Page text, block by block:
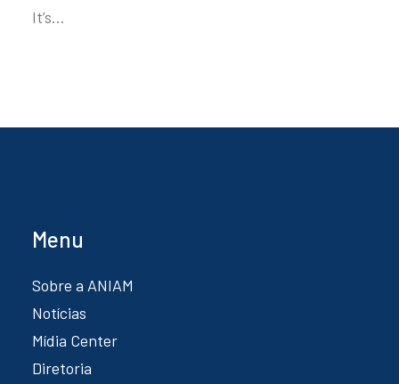
It’s…
Menu
Sobre a ANIAM
Notícias
Mídia Center
Diretoria